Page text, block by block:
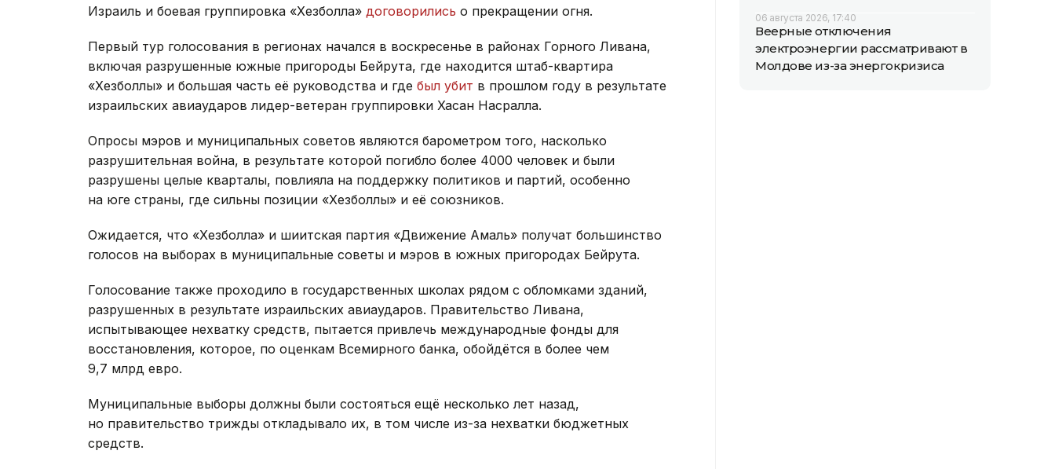
Израиль и боевая группировка «Хезболла» договорились о прекращении огня.
Первый тур голосования в регионах начался в воскресенье в районах Горного Ливана,
включая разрушенные южные пригороды Бейрута, где находится штаб-квартира
«Хезболлы» и большая часть её руководства и где был убит в прошлом году в результате
израильских авиаударов лидер-ветеран группировки Хасан Насралла.
Опросы мэров и муниципальных советов являются барометром того, насколько
разрушительная война, в результате которой погибло более 4000 человек и были
разрушены целые кварталы, повлияла на поддержку политиков и партий, особенно
на юге страны, где сильны позиции «Хезболлы» и её союзников.
Ожидается, что «Хезболла» и шиитская партия «Движение Амаль» получат большинство
голосов на выборах в муниципальные советы и мэров в южных пригородах Бейрута.
Голосование также проходило в государственных школах рядом с обломками зданий,
разрушенных в результате израильских авиаударов. Правительство Ливана,
испытывающее нехватку средств, пытается привлечь международные фонды для
восстановления, которое, по оценкам Всемирного банка, обойдётся в более чем
9,7 млрд евро.
Муниципальные выборы должны были состояться ещё несколько лет назад,
но правительство трижды откладывало их, в том числе из-за нехватки бюджетных
средств.
06 августа 2026, 17:40
Веерные отключения
электроэнергии рассматривают в
Молдове из-за энергокризиса